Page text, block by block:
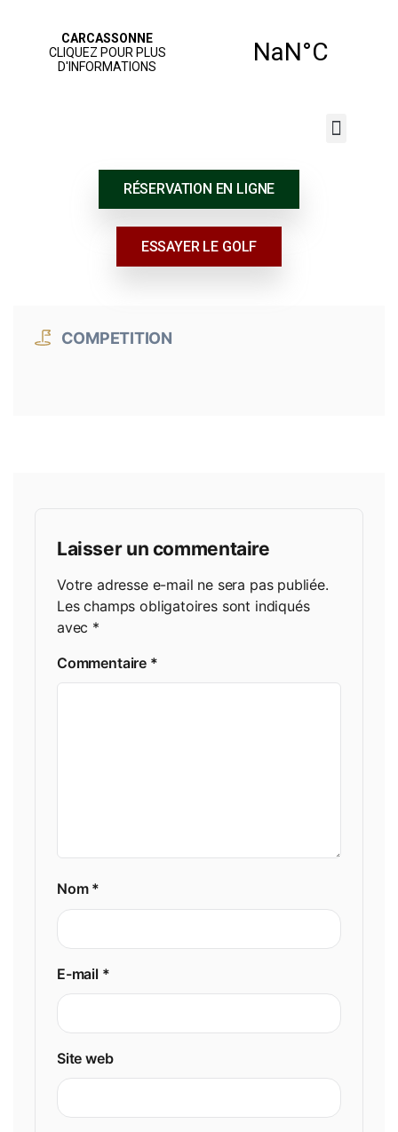
RÉSERVATION EN LIGNE
ESSAYER LE GOLF
COMPETITION
Laisser un commentaire
Votre adresse e-mail ne sera pas publiée.
Les champs obligatoires sont indiqués
avec *
Commentaire *
Nom *
E-mail *
Site web